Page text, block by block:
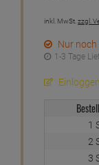
inkl. MwSt.zzgl.
Nur
1-3 Tage
1
2
3